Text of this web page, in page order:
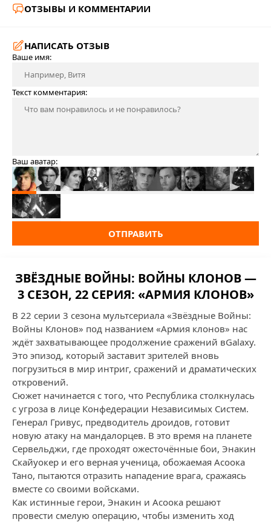
ОТЗЫВЫ И КОММЕНТАРИИ
НАПИСАТЬ ОТЗЫВ
Ваше имя:
Текст комментария:
Ваш аватар:
ОТПРАВИТЬ
ЗВЁЗДНЫЕ ВОЙНЫ: ВОЙНЫ КЛОНОВ —
3 СЕЗОН, 22 СЕРИЯ: «АРМИЯ КЛОНОВ»
В 22 серии 3 сезона мультсериала «Звёздные Войны:
Войны Клонов» под названием «Армия клонов» нас
ждёт захватывающее продолжение сражений вGalaxy.
Это эпизод, который заставит зрителей вновь
погрузиться в мир интриг, сражений и драматических
откровений.
Сюжет начинается с того, что Республика столкнулась
с угроза в лице Конфедерации Независимых Систем.
Генерал Гривус, предводитель дроидов, готовит
новую атаку на мандалорцев. В это время на планете
Сервельджи, где проходят ожесточённые бои, Энакин
Скайуокер и его верная ученица, обожаемая Асоока
Тано, пытаются отразить нападение врага, сражаясь
вместе со своими войсками.
Как истинные герои, Энакин и Асоока решают
провести смелую операцию, чтобы изменить ход